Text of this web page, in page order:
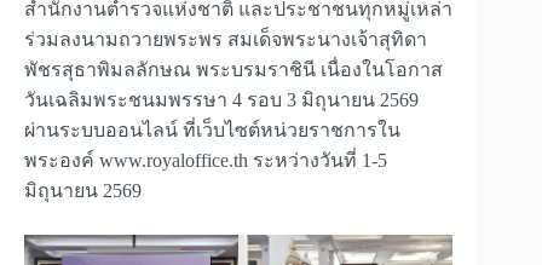
สำนักงานตำรวจแห่งชาติ และประชาชนทุกหมู่เหล่า
ร่วมลงนามถวายพระพร สมเด็จพระนางเจ้าสุทิดา
พัชรสุธาพิมลลักษณ พระบรมราชินี เนื่องในโอกาส
วันเฉลิมพระชนมพรรษา 4 รอบ 3 มิถุนายน 2569
ผ่านระบบออนไลน์ ที่เว็บไซต์หน่วยราชการใน
พระองค์ www.royaloffice.th ระหว่างวันที่ 1-5
มิถุนายน 2569